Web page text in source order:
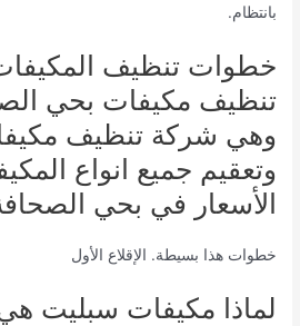
بانتظام.
خطوات تنظيف
تنظيف مكيفات بحي
وهي شركة تنظيف
وتعقيم جميع انواع
الأسعار في بحي
خطوات هذا بسيطة. الإقلاع الأول
لماذا مكيفات سبليت